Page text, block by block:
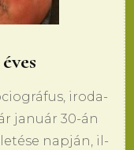
iro­da­
január 30-án
napján, il­